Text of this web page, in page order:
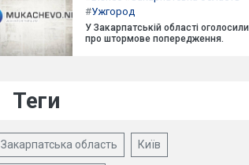
#Ужгород
У Закарпатській області оголосили
про штормове попередження.
Теги
Закарпатська область Київ